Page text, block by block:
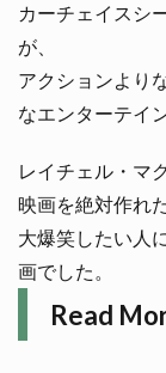
カーチェイスシ
が、
アクションより
なエンターテイ
レイチェル・マ
映画を絶対作れ
大爆笑したい人
画でした。
Read